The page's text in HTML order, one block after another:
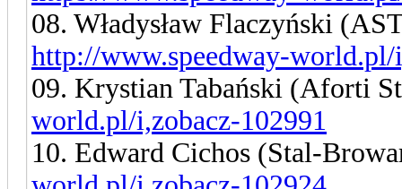
08. Władysław Flaczyński
http://www.speedway-world.pl/
09. Krystian Tabański (Aforti
world.pl/i,zobacz-102991
10. Edward Cichos (Stal-